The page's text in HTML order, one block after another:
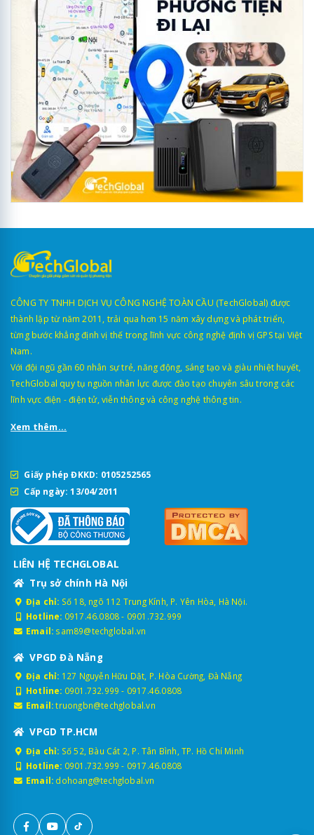
CÔNG TY TNHH DỊCH VỤ CÔNG NGHỆ TOÀN CẦU (TechGlobal) được
thành lập từ năm 2011, trải qua hơn 15 năm xây dựng và phát triển,
từng bước khẳng định vị thế trong lĩnh vực công nghệ định vị GPS tại Việt
Nam.
Với đội ngũ gần 60 nhân sự trẻ, năng động, sáng tạo và giàu nhiệt huyết,
TechGlobal quy tụ nguồn nhân lực được đào tạo chuyên sâu trong các
lĩnh vực điện - điện tử, viễn thông và công nghệ thông tin.
Xem thêm...
Giấy phép ĐKKD: 0105252565
Cấp ngày: 13/04/2011
LIÊN HỆ TECHGLOBAL
Trụ sở chính Hà Nội
Địa chỉ: Số 18, ngõ 112 Trung Kính, P. Yên Hòa, Hà Nội.
Hotline: 0917.46.0808- 0901.732.999
Email: sam89@techglobal.vn
VPGD Đà Nẵng
Địa chỉ: 127 Nguyễn Hữu Dật, P. Hòa Cường, Đà Nẵng
Hotline: 0901.732.999 - 0917.46.0808
Email: truongbn@techglobal.vn
VPGD TP.HCM
Địa chỉ: Số 52, Bàu Cát 2, P. Tân Bình, TP. Hồ Chí Minh
Hotline: 0901.732.999 - 0917.46.0808
Email: dohoang@techglobal.vn